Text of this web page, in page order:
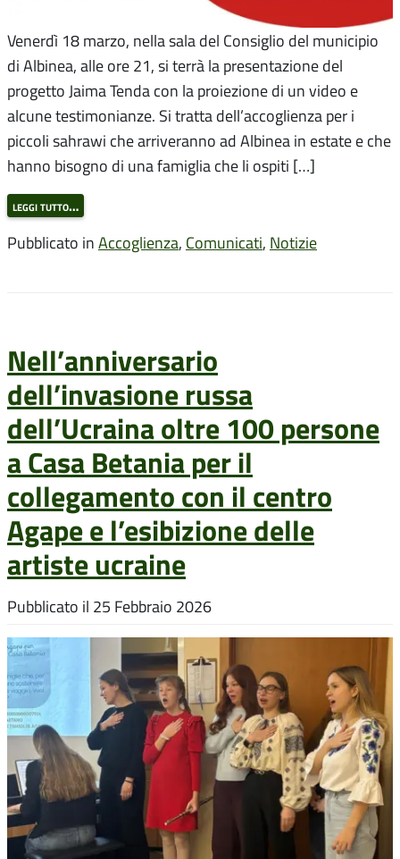
Venerdì 18 marzo, nella sala del Consiglio del municipio
di Albinea, alle ore 21, si terrà la presentazione del
progetto Jaima Tenda con la proiezione di un video e
alcune testimonianze. Si tratta dell’accoglienza per i
piccoli sahrawi che arriveranno ad Albinea in estate e che
hanno bisogno di una famiglia che li ospiti […]
leggi tutto…
Pubblicato in Accoglienza, Comunicati, Notizie
Nell’anniversario
dell’invasione russa
dell’Ucraina oltre 100 persone
a Casa Betania per il
collegamento con il centro
Agape e l’esibizione delle
artiste ucraine
Pubblicato il 25 Febbraio 2026